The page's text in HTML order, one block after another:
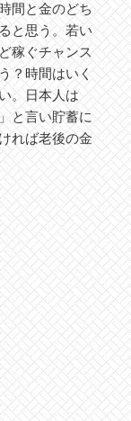
間と金のどち
と思う。若い
稼ぐチャンス
？時間はいく
。日本人は
と言い貯蓄に
れば老後の金